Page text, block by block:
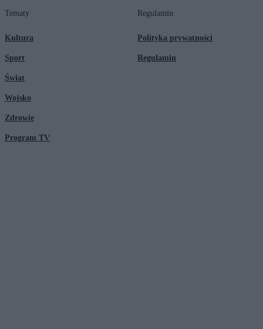
Tematy
Kultura
Sport
Świat
Wojsko
Zdrowie
Program TV
Regulamin
Polityka prywatności
Regulamin